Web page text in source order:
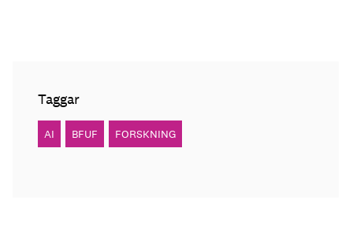
Taggar
AI BFUF FORSKNING